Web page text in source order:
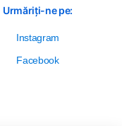
Urmăriți-ne pe:
Instagram
Facebook